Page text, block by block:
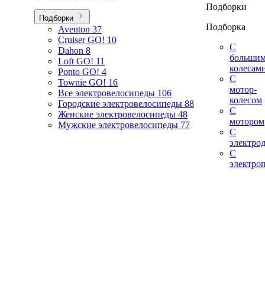
Подборки
Aventon 37
Cruiser GO! 10
Dahon 8
Loft GO! 11
Ponto GO! 4
Townie GO! 16
Все электровелосипеды 106
Городские электровелосипеды 88
Женские электровелосипеды 48
Мужские электровелосипеды 77
Подборки
Подборка
С
С
мотор-
колесом
С
мотором
С
С